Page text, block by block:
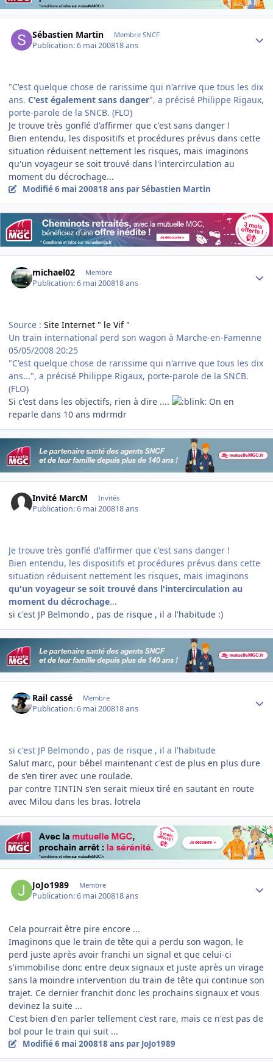
Sébastien Martin Membre SNCF
Publication:6 mai 200818 ans
"C'est quelque chose de rarissime qui n'arrive que tous les dix
ans. C'est également sans danger", a précisé Philippe Rigaux,
porte-parole de la SNCB. (FLO)
Je trouve très gonflé d'affirmer que c'est sans danger !
Bien entendu, les dispositifs et procédures prévus dans cette
situation réduisent nettement les risques, mais imaginons
qu'un voyageur se soit trouvé dans l'intercirculation au
moment du décrochage...
Modifié6 mai 200818 ans par Sébastien Martin
michael02 Membre
Publication:6 mai 200818 ans
Source : Site Internet " le Vif "
Un train international perd son wagon à Marche-en-Famenne
05/05/2008 20:25
"C'est quelque chose de rarissime qui n'arrive que tous les dix
ans...", a précisé Philippe Rigaux, porte-parole de la SNCB.
(FLO)
Si c'est dans les objectifs, rien à dire ....
On en
reparle dans 10 ans mdrmdr
Invité MarcM Invités
Publication:6 mai 200818 ans
Je trouve très gonflé d'affirmer que c'est sans danger !
Bien entendu, les dispositifs et procédures prévus dans cette
situation réduisent nettement les risques, mais imaginons
qu'un voyageur se soit trouvé dans l'intercirculation au
moment du décrochage...
si c'est JP Belmondo , pas de risque , il a l'habitude :)
Rail cassé Membre
Publication:6 mai 200818 ans
si c'est JP Belmondo , pas de risque , il a l'habitude
Salut marc, pour bébel maintenant c'est de plus en plus dure
de s'en tirer avec une roulade.
par contre TINTIN s'en serait mieux tiré en sautant en route
avec Milou dans les bras. lotrela
JoJo1989 Membre
Publication:6 mai 200818 ans
Cela pourrait être pire encore ...
Imaginons que le train de tête qui a perdu son wagon, le
perd juste après avoir franchi un signal et que celui-ci
s'immobilise donc entre deux signaux et juste après un virage
sans la moindre intervention du train de tête qui continue son
trajet. Ce dernier franchit donc les prochains signaux et vous
devinez la suite ...
C'est bien d'en parler tellement c'est rare, mais ce n'est pas de
bol pour le train qui suit ...
Modifié6 mai 200818 ans par JoJo1989